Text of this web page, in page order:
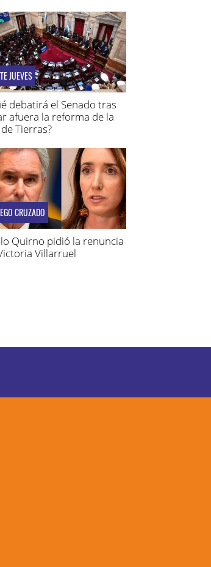
JUEVES
debatirá el Senado tras
afuera la reforma de la
Tierras?
CRUZADO
Quirno pidió la renuncia
Villarruel